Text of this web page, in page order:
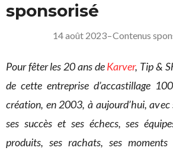
sponsorisé
14 août 2023–Contenus
Pour fêter les 20 ans deKarver, Tip &
de cette entreprise d’accastillage
création, en 2003, à aujourd’hui, avec
ses succès et ses échecs, ses
produits, ses rachats, ses moments